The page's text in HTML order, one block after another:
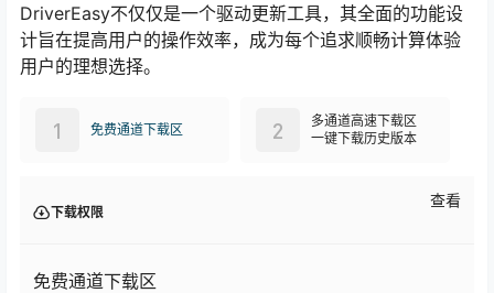
DriverEasy不仅仅是一个驱动更新工具，其全面的功能设
计旨在提高用户的操作效率，成为每个追求顺畅计算体验
用户的理想选择。
免费通道下载区
1
多通道高速下载区
一键下载历史版本
2
下载权限
查看
免费通道下载区